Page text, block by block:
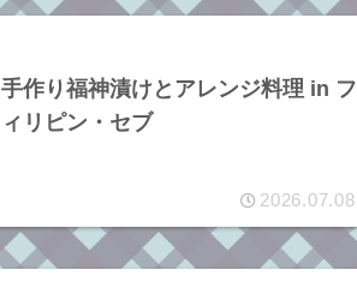
手作り福神漬けとアレンジ料理 in フ
ィリピン・セブ
2026.07.08